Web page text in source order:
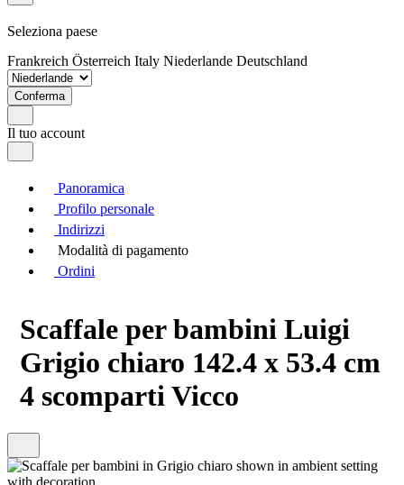
Seleziona paese
Frankreich Österreich Italy Niederlande Deutschland
Conferma
Il tuo account
Panoramica
Profilo personale
Indirizzi
Modalità di pagamento
Ordini
Scaffale per bambini Luigi
Grigio chiaro 142.4 x 53.4 cm
4 scomparti Vicco